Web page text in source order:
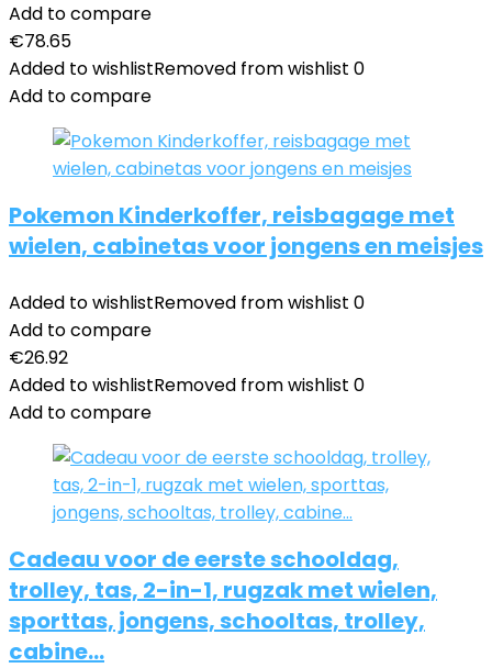
Add to compare
€78.65
Added to wishlistRemoved from wishlist 0
Add to compare
Pokemon Kinderkoffer, reisbagage met
wielen, cabinetas voor jongens en meisjes
Added to wishlistRemoved from wishlist 0
Add to compare
€26.92
Added to wishlistRemoved from wishlist 0
Add to compare
Cadeau voor de eerste schooldag,
trolley, tas, 2-in-1, rugzak met wielen,
sporttas, jongens, schooltas, trolley,
cabine…